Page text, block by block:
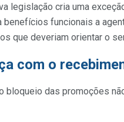
legislação cria uma
benefícios funcionais a
que deveriam orientar o
com o
bloqueio das promoções